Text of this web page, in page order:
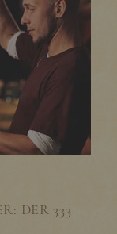
DER 333 B